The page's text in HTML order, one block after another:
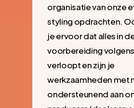
organisatie van onze
styling opdrachten.
je ervoor dat alles in
voorbereiding
verloopt en zijn je
werkzaamheden met
ondersteunend aan